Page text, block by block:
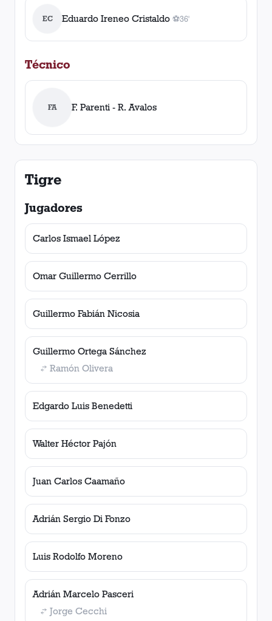
EC Eduardo Ireneo Cristaldo ⚽
1gol
36'
Técnico
FA F. Parenti - R. Avalos
Tigre
Jugadores
Carlos Ismael López
Omar Guillermo Cerrillo
Guillermo Fabián Nicosia
Guillermo Ortega Sánchez
Ramón Olivera
Edgardo Luis Benedetti
Walter Héctor Pajón
Juan Carlos Caamaño
Adrián Sergio Di Fonzo
Luis Rodolfo Moreno
Adrián Marcelo Pasceri
Jorge Cecchi